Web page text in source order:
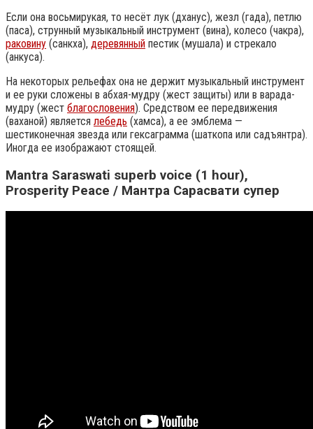
Если она восьмирукая, то несёт лук (дханус), жезл (гада), петлю
(паса), струнный музыкальный инструмент (вина), колесо (чакра),
раковину (санкха), деревянный пестик (мушала) и стрекало
(анкуса).
На некоторых рельефах она не держит музыкальный инструмент
и ее руки сложены в абхая-мудру (жест защиты) или в варада-
мудру (жест благословения). Средством ее передвижения
(ваханой) является лебедь (хамса), а ее эмблема —
шестиконечная звезда или гексаграмма (шаткопа или садъянтра).
Иногда ее изображают стоящей.
Mantra Saraswati superb voice (1 hour),
Prosperity Peace / Мантра Сарасвати супер